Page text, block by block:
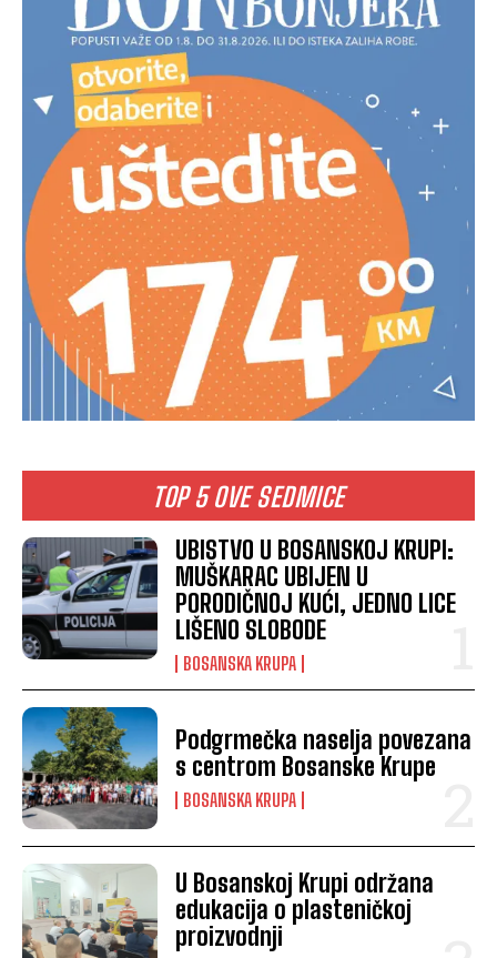
TOP 5 OVE SEDMICE
UBISTVO U BOSANSKOJ KRUPI:
MUŠKARAC UBIJEN U
PORODIČNOJ KUĆI, JEDNO LICE
LIŠENO SLOBODE
BOSANSKA KRUPA
Podgrmečka naselja povezana
s centrom Bosanske Krupe
BOSANSKA KRUPA
U Bosanskoj Krupi održana
edukacija o plasteničkoj
proizvodnji